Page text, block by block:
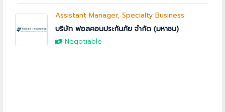
Assistant Manager, Specialty Business
บริษัท ฟอลคอนประกันภัย จำกัด (มหาชน)
Negotiable